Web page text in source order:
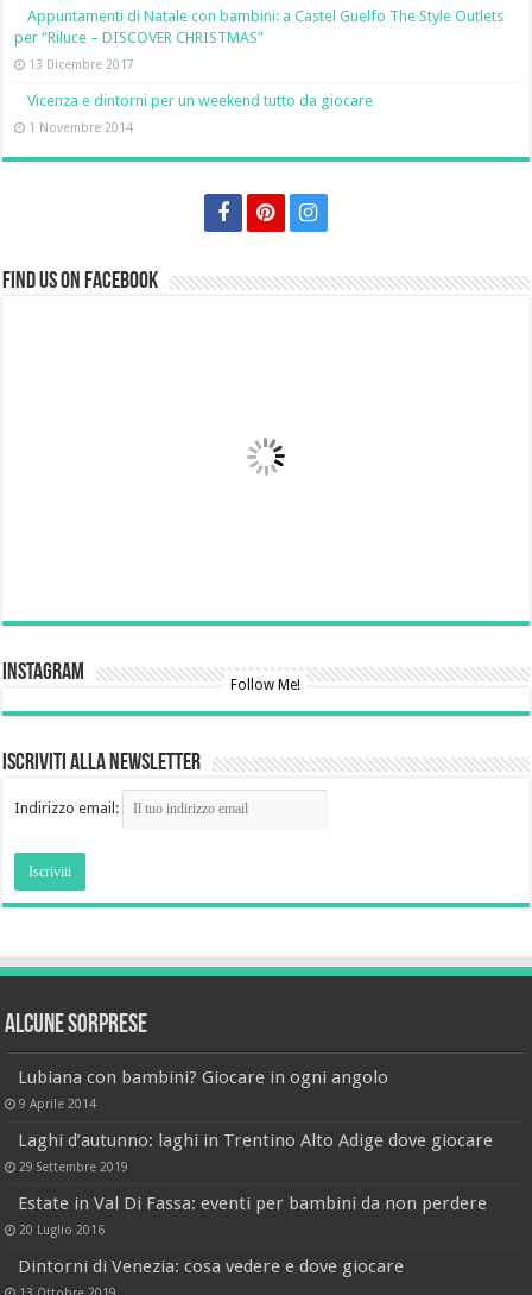
Appuntamenti di Natale con bambini: a Castel Guelfo The Style Outlets
per “Riluce – DISCOVER CHRISTMAS”
13 Dicembre 2017
Vicenza e dintorni per un weekend tutto da giocare
1 Novembre 2014
Find us on Facebook
Instagram Follow Me!
Iscriviti alla newsletter
Indirizzo email:
Alcune sorprese
Lubiana con bambini? Giocare in ogni angolo
9 Aprile 2014
Laghi d’autunno: laghi in Trentino Alto Adige dove giocare
29 Settembre 2019
Estate in Val Di Fassa: eventi per bambini da non perdere
20 Luglio 2016
Dintorni di Venezia: cosa vedere e dove giocare